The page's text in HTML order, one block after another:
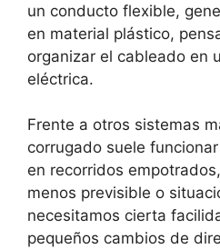
un conducto flexible,
en material plástico,
organizar el cableado en
eléctrica.
Frente a otros sistemas
corrugado suele
en recorridos
menos previsible o
necesitamos cierta
pequeños cambios de